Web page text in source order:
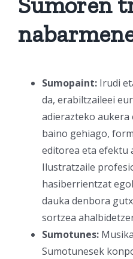
Sumopaint: Irudi
da, erabiltzaileei
adierazteko aukera
baino gehiago,
editorea eta efektu
Ilustratzaile
hasiberrientzat
dauka denbora
sortzea
Sumotunes:
Sumotunesek